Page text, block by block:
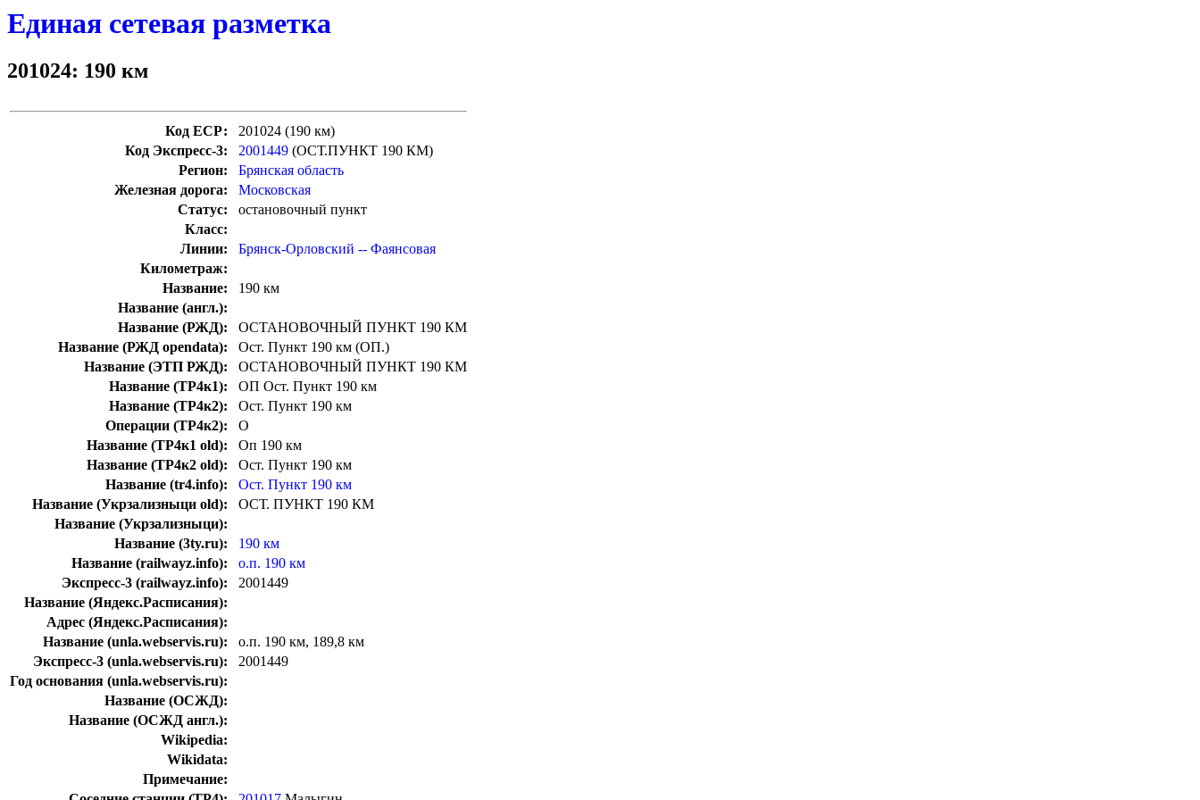
Единая сетевая разметка
201024: 190 км
Код ЕСР:
201024 (190 км)
Код Экспресс-3:
2001449 (ОСТ.ПУНКТ 190 КМ)
Регион:
Брянская область
Железная дорога:
Московская
Статус:
остановочный пункт
Класс:
Линии:
Брянск-Орловский -- Фаянсовая
Километраж:
Название:
190 км
Название (англ.):
Название (РЖД):
ОСТАНОВОЧНЫЙ ПУНКТ 190 КМ
Название (РЖД opendata):
Ост. Пункт 190 км (ОП.)
Название (ЭТП РЖД):
ОСТАНОВОЧНЫЙ ПУНКТ 190 КМ
Название (ТР4к1):
ОП Ост. Пункт 190 км
Название (ТР4к2):
Ост. Пункт 190 км
Операции (ТР4к2):
О
Название (ТР4к1 old):
Оп 190 км
Название (ТР4к2 old):
Ост. Пункт 190 км
Название (tr4.info):
Ост. Пункт 190 км
Название (Укрзализныци old):
ОСТ. ПУНКТ 190 КМ
Название (Укрзализныци):
Название (3ty.ru):
190 км
Название (railwayz.info):
о.п. 190 км
Экспресс-3 (railwayz.info):
2001449
Название (Яндекс.Расписания):
Адрес (Яндекс.Расписания):
Название (unla.webservis.ru):
о.п. 190 км, 189,8 км
Экспресс-3 (unla.webservis.ru):
2001449
Год основания (unla.webservis.ru):
Название (ОСЖД):
Название (ОСЖД англ.):
Wikipedia:
Wikidata:
Примечание: